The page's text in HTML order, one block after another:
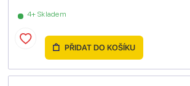
4+ Skladem
PŘIDAT DO KOŠÍKU